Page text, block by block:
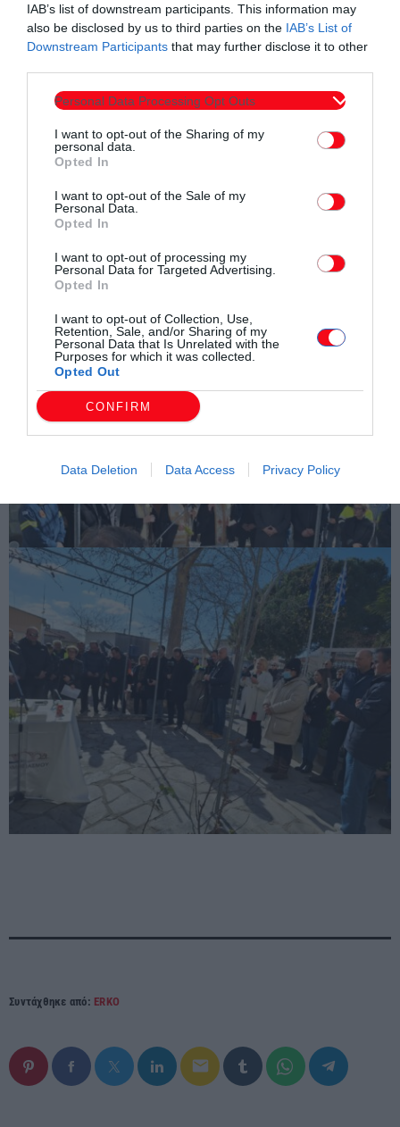
IAB’s list of downstream participants. This information may
also be disclosed by us to third parties on the IAB’s List of
Downstream Participants that may further disclose it to other
Personal Data Processing Opt Outs
I want to opt-out of the Sharing of my
personal data.
Opted In
I want to opt-out of the Sale of my
Personal Data.
Opted In
I want to opt-out of processing my
Personal Data for Targeted Advertising.
Opted In
I want to opt-out of Collection, Use,
Retention, Sale, and/or Sharing of my
Personal Data that Is Unrelated with the
Purposes for which it was collected.
Opted Out
CONFIRM
Data Deletion Data Access Privacy Policy
Συντάχθηκε από: ERKO
email